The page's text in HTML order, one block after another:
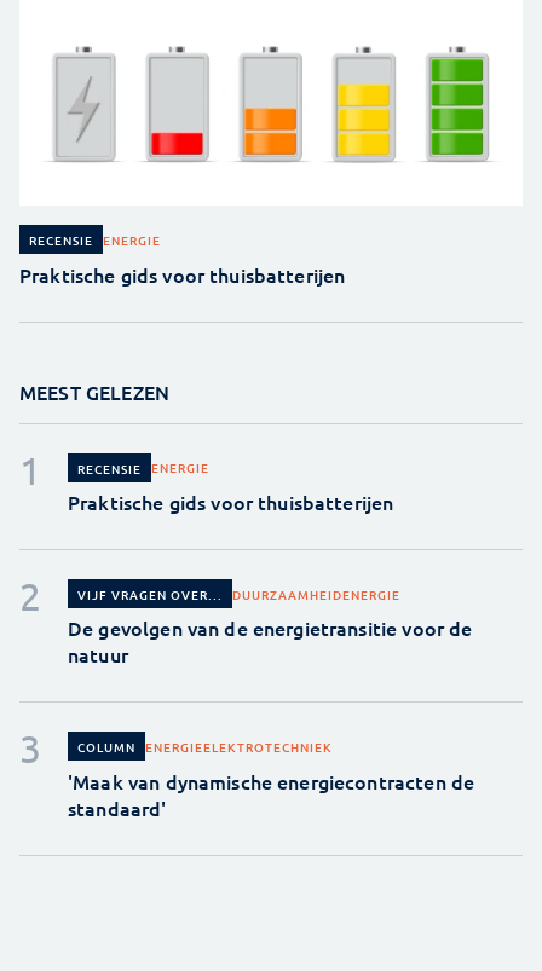
RECENSIE ENERGIE
Praktische gids voor thuisbatterijen
MEEST GELEZEN
RECENSIE ENERGIE
Praktische gids voor thuisbatterijen
VIJF VRAGEN OVER... DUURZAAMHEIDENERGIE
De gevolgen van de energietransitie voor de
natuur
COLUMN ENERGIEELEKTROTECHNIEK
'Maak van dynamische energiecontracten de
standaard'